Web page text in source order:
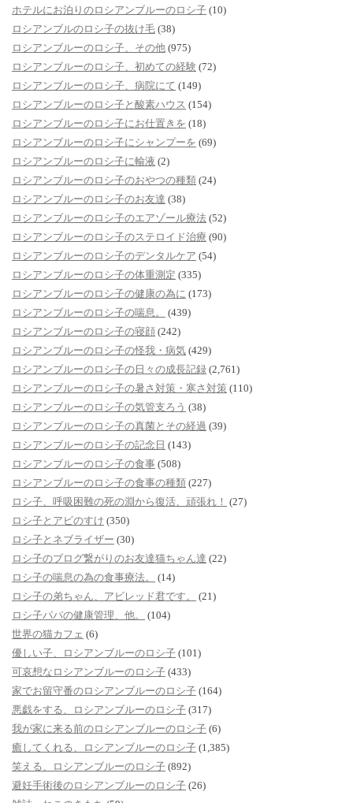
ホテルにお泊りのロシアンブルーのロシ子 (10)
ロシアンブルのロシ子の抜け毛 (38)
ロシアンブルーのロシ子、その他 (975)
ロシアンブルーのロシ子、初めての経験 (72)
ロシアンブルーのロシ子、病院にて (149)
ロシアンブルーのロシ子と酸素ハウス (154)
ロシアンブルーのロシ子にお仕置きを (18)
ロシアンブルーのロシ子にシャンプーを (69)
ロシアンブルーのロシ子に輸液 (2)
ロシアンブルーのロシ子のおやつの種類 (24)
ロシアンブルーのロシ子のお友達 (38)
ロシアンブルーのロシ子のエアゾール療法 (52)
ロシアンブルーのロシ子のステロイド治療 (90)
ロシアンブルーのロシ子のデンタルケア (54)
ロシアンブルーのロシ子の体重測定 (335)
ロシアンブルーのロシ子の健康の為に (173)
ロシアンブルーのロシ子の喘息。
(439)
ロシアンブルーのロシ子の寝顔 (242)
ロシアンブルーのロシ子の怪我・病気 (429)
ロシアンブルーのロシ子の日々の成長記録 (2,761)
ロシアンブルーのロシ子の暑さ対策・寒さ対策 (110)
ロシアンブルーのロシ子の気管支ろう (38)
ロシアンブルーのロシ子の真菌とその経過 (39)
ロシアンブルーのロシ子の記念日 (143)
ロシアンブルーのロシ子の食事 (508)
ロシアンブルーのロシ子の食事の種類 (227)
ロシ子、呼吸困難の死の淵から復活、頑張れ！ (27)
ロシ子とアビのすけ (350)
ロシ子とネブライザー (30)
ロシ子のブログ繋がりのお友達猫ちゃん達 (22)
ロシ子の喘息の為の食事療法。
(14)
ロシ子の弟ちゃん、アビレッド君です。
(21)
ロシ子パパの健康管理、他。
(104)
世界の猫カフェ (6)
優しい子、ロシアンブルーのロシ子 (101)
可哀想なロシアンブルーのロシ子 (433)
家でお留守番のロシアンブルーのロシ子 (164)
悪戯をする、ロシアンブルーのロシ子 (317)
我が家に来る前のロシアンブルーのロシ子 (6)
癒してくれる、ロシアンブルーのロシ子 (1,385)
笑える、ロシアンブルーのロシ子 (892)
避妊手術後のロシアンブルーのロシ子 (26)